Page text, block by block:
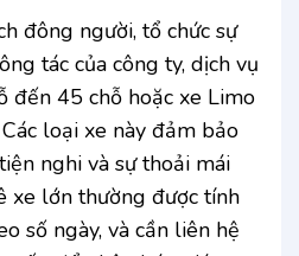
đông người, tổ chức sự
tác của công ty, dịch vụ
đến 45 chỗ hoặc xe Limo
loại xe này đảm bảo
nghi và sự thoải mái
xe lớn thường được tính
số ngày, và cần liên hệ